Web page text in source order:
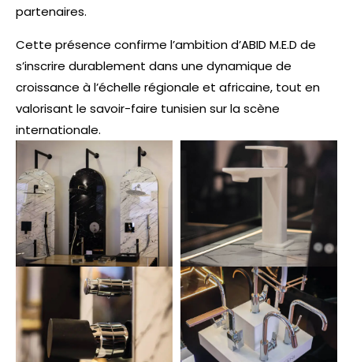
partenaires.
Cette présence confirme l’ambition d’ABID M.E.D de
s’inscrire durablement dans une dynamique de
croissance à l’échelle régionale et africaine, tout en
valorisant le savoir-faire tunisien sur la scène
internationale.